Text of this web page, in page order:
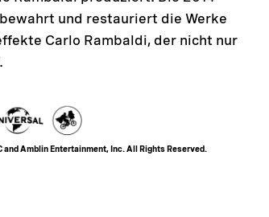
und restauriert die Werke
Carlo Rambaldi, der nicht nur
Amblin Entertainment, Inc. All Rights Reserved.